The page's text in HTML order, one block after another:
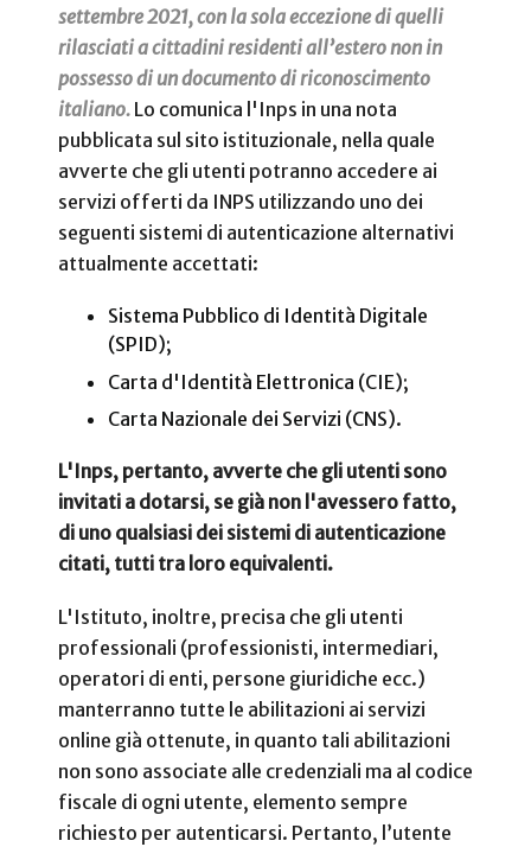
settembre 2021, con la sola eccezione di quelli
rilasciati a cittadini residenti all’estero non in
possesso di un documento di riconoscimento
italiano. Lo comunica l'Inps in una nota
pubblicata sul sito istituzionale, nella quale
avverte che gli utenti potranno accedere ai
servizi offerti da INPS utilizzando uno dei
seguenti sistemi di autenticazione alternativi
attualmente accettati:
Sistema Pubblico di Identità Digitale
(SPID);
Carta d'Identità Elettronica (CIE);
Carta Nazionale dei Servizi (CNS).
L'Inps, pertanto, avverte che gli utenti sono
invitati a dotarsi, se già non l'avessero fatto,
di uno qualsiasi dei sistemi di autenticazione
citati, tutti tra loro equivalenti.
L'Istituto, inoltre, precisa che gli utenti
professionali (professionisti, intermediari,
operatori di enti, persone giuridiche ecc.)
manterranno tutte le abilitazioni ai servizi
online già ottenute, in quanto tali abilitazioni
non sono associate alle credenziali ma al codice
fiscale di ogni utente, elemento sempre
richiesto per autenticarsi. Pertanto, l’utente